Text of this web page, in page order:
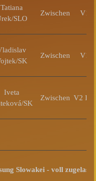
Tatiana
SLO
Zwischen V1
SK
Zwischen V1
Iveta
SK
Zwischen V2
Slowakei - voll